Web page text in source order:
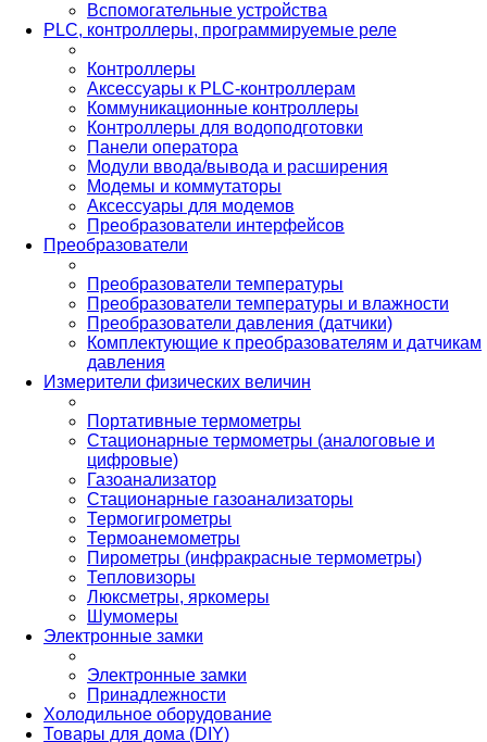
Вспомогательные устройства
PLС, контроллеры, программируемые реле
Контроллеры
Аксессуары к PLC-контроллерам
Коммуникационные контроллеры
Контроллеры для водоподготовки
Панели оператора
Модули ввода/вывода и расширения
Модемы и коммутаторы
Аксессуары для модемов
Преобразователи интерфейсов
Преобразователи
Преобразователи температуры
Преобразователи температуры и влажности
Преобразователи давления (датчики)
Комплектующие к преобразователям и датчикам
давления
Измерители физических величин
Портативные термометры
Стационарные термометры (аналоговые и
цифровые)
Газоанализатор
Стационарные газоанализаторы
Термогигрометры
Термоанемометры
Пирометры (инфракрасные термометры)
Тепловизоры
Люксметры, яркомеры
Шумомеры
Электронные замки
Электронные замки
Принадлежности
Холодильное оборудование
Товары для дома (DIY)